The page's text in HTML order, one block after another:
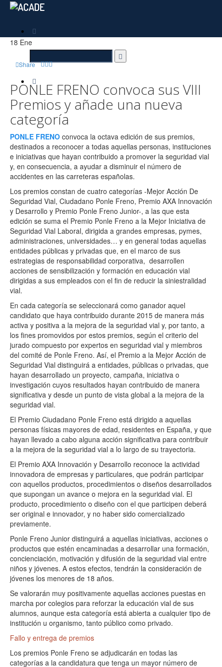
18 Ene
Share
PONLE FRENO convoca sus VIII
Premios y añade una nueva
categoría
PONLE FRENO convoca la octava edición de sus premios,
destinados a reconocer a todas aquellas personas, instituciones
e iniciativas que hayan contribuido a promover la seguridad vial
y, en consecuencia, a ayudar a disminuir el número de
accidentes en las carreteras españolas.
Los premios constan de cuatro categorías -Mejor Acción De
Seguridad Vial, Ciudadano Ponle Freno, Premio AXA Innovación
y Desarrollo y Premio Ponle Freno Junior-, a las que esta
edición se suma el Premio Ponle Freno a la Mejor Iniciativa de
Seguridad Vial Laboral, dirigida a grandes empresas, pymes,
administraciones, universidades… y en general todas aquellas
entidades públicas y privadas que, en el marco de sus
estrategias de responsabilidad corporativa, desarrollen
acciones de sensibilización y formación en educación vial
dirigidas a sus empleados con el fin de reducir la siniestralidad
vial.
En cada categoría se seleccionará como ganador aquel
candidato que haya contribuido durante 2015 de manera más
activa y positiva a la mejora de la seguridad vial y, por tanto, a
los fines promovidos por estos premios, según el criterio del
jurado compuesto por expertos en seguridad vial y miembros
del comité de Ponle Freno. Así, el Premio a la Mejor Acción de
Seguridad Vial distinguirá a entidades, públicas o privadas, que
hayan desarrollado un proyecto, campaña, iniciativa o
investigación cuyos resultados hayan contribuido de manera
significativa y desde un punto de vista global a la mejora de la
seguridad vial.
El Premio Ciudadano Ponle Freno está dirigido a aquellas
personas físicas mayores de edad, residentes en España, y que
hayan llevado a cabo alguna acción significativa para contribuir
a la mejora de la seguridad vial a lo largo de su trayectoria.
El Premio AXA Innovación y Desarrollo reconoce la actividad
innovadora de empresas y particulares, que podrán participar
con aquellos productos, procedimientos o diseños desarrollados
que supongan un avance o mejora en la seguridad vial. El
producto, procedimiento o diseño con el que participen deberá
ser original e innovador, y no haber sido comercializado
previamente.
Ponle Freno Junior distinguirá a aquellas iniciativas, acciones o
productos que estén encaminadas a desarrollar una formación,
concienciación, motivación y difusión de la seguridad vial entre
niños y jóvenes. A estos efectos, tendrán la consideración de
jóvenes los menores de 18 años.
Se valorarán muy positivamente aquellas acciones puestas en
marcha por colegios para reforzar la educación vial de sus
alumnos, aunque esta categoría está abierta a cualquier tipo de
institución u organismo, tanto público como privado.
Fallo y entrega de premios
Los premios Ponle Freno se adjudicarán en todas las
categorías a la candidatura que tenga un mayor número de